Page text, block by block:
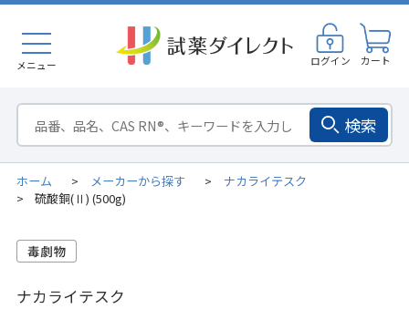
メニュー ログイン カート
検索
ホーム > メーカーから探す > ナカライテスク
> 硫酸銅(Ⅱ) (500g)
ナカライテスク